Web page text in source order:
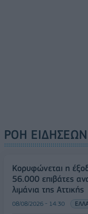
ΡΟΗ ΕΙΔΗΣΕΩΝ
Κορυφώνεται η
56.000 επιβάτες
λιμάνια της Αττικής
08/08/2026 - 14:30